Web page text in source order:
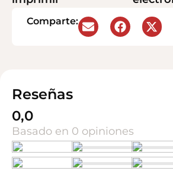
Comparte:
Reseñas
0,0
Basado en 0 opiniones